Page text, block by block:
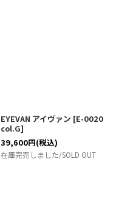
EYEVAN アイヴァン [E-0020
col.G]
39,600円(税込)
在庫完売しました/SOLD OUT